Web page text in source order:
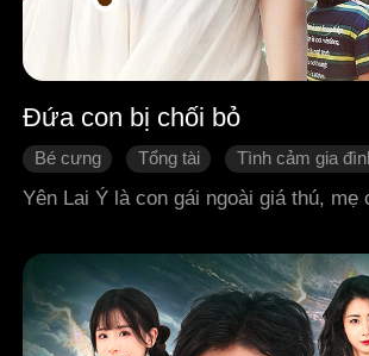
Đứa con bị chối bỏ
Bé cưng Tổng tài
Tình cảm gia
Thanh mai trúc mã
Lật ngược tình thế